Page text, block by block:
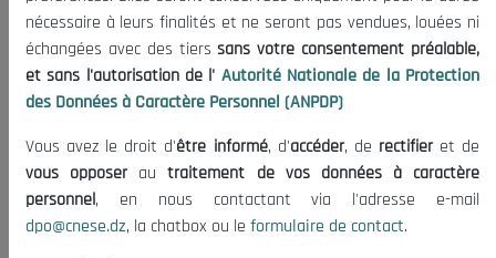
nécessaire à leurs finalités et ne seront pas vendues, louées ni
échangées avec des tierssans votre consentement préalable,
et sans l'autorisation de l' Autorité Nationale de la Protection
des Données à Caractère Personnel (ANPDP)
Vous avez le droit d'être informé, d'accéder, de rectifieret de
vous opposerautraitement de vos données à caractère
personnel, en nous contactant via l'adresse e-mail
dpo@cnese.dz, la chatbox ou le formulaire de contact.